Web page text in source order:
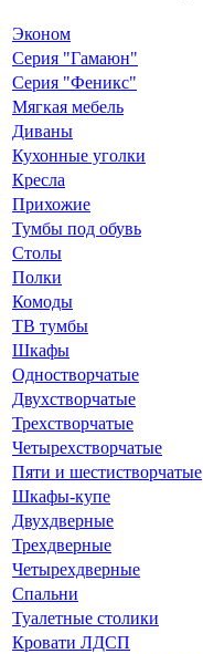
Эконом
Серия "Гамаюн"
Серия "Феникс"
Мягкая мебель
Диваны
Кухонные уголки
Кресла
Прихожие
Тумбы под обувь
Столы
Полки
Комоды
ТВ тумбы
Шкафы
Одностворчатые
Двухстворчатые
Трехстворчатые
Четырехстворчатые
Пяти и шестистворчатые
Шкафы-купе
Двухдверные
Трехдверные
Четырехдверные
Спальни
Туалетные столики
Кровати ЛДСП